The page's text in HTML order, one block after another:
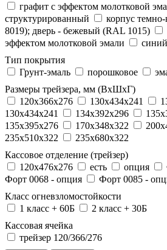
графит с эффектом молотковой
структурированный
корпус
8019); дверь - бежевый (RAL 1015)
эффектом молотковой эмали
синий
Тип покрытия
Грунт-эмаль
порошковое
Размеры трейзера, мм (ВхШхГ)
120x366x276
130x434x241
130х434х241
134x392x296
135x395x276
170x348x322
235x510x322
235x680x322
Кассовое отделение (трейзер)
120х476х276
есть опция
Форт 0068 - опция
Форт 0085 -
Класс огневзломостойкости
1 класс + 60Б
2 класс + 30Б
Кассовая ячейка
трейзер 120/366/276